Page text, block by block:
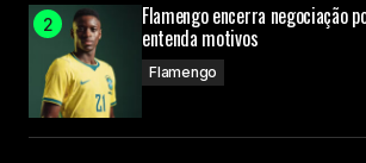
Flamengo encerra negociação
entenda motivos
Flamengo